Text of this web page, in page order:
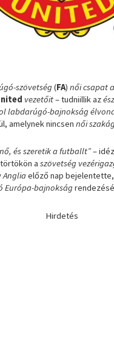
szövetség(FA)női csapat
vezetőit– tudniillik az
labdarúgó-bajnokság
amelynek nincsennői
és szeretik a futballt”–
aszövetség
Angliaelőző nap
Európa-bajnokság
Hirdetés